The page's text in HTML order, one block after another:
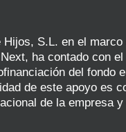
S.L. en el marco
ha contado con
del fondo
de este apoyo es
de la empresa